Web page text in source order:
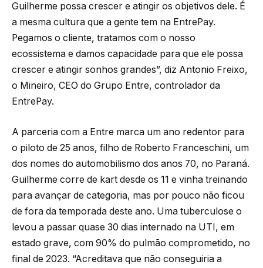
Guilherme possa crescer e atingir os objetivos dele. É
a mesma cultura que a gente tem na EntrePay.
Pegamos o cliente, tratamos com o nosso
ecossistema e damos capacidade para que ele possa
crescer e atingir sonhos grandes”, diz Antonio Freixo,
o Mineiro, CEO do Grupo Entre, controlador da
EntrePay.
A parceria com a Entre marca um ano redentor para
o piloto de 25 anos, filho de Roberto Franceschini, um
dos nomes do automobilismo dos anos 70, no Paraná.
Guilherme corre de kart desde os 11 e vinha treinando
para avançar de categoria, mas por pouco não ficou
de fora da temporada deste ano. Uma tuberculose o
levou a passar quase 30 dias internado na UTI, em
estado grave, com 90% do pulmão comprometido, no
final de 2023. “Acreditava que não conseguiria a